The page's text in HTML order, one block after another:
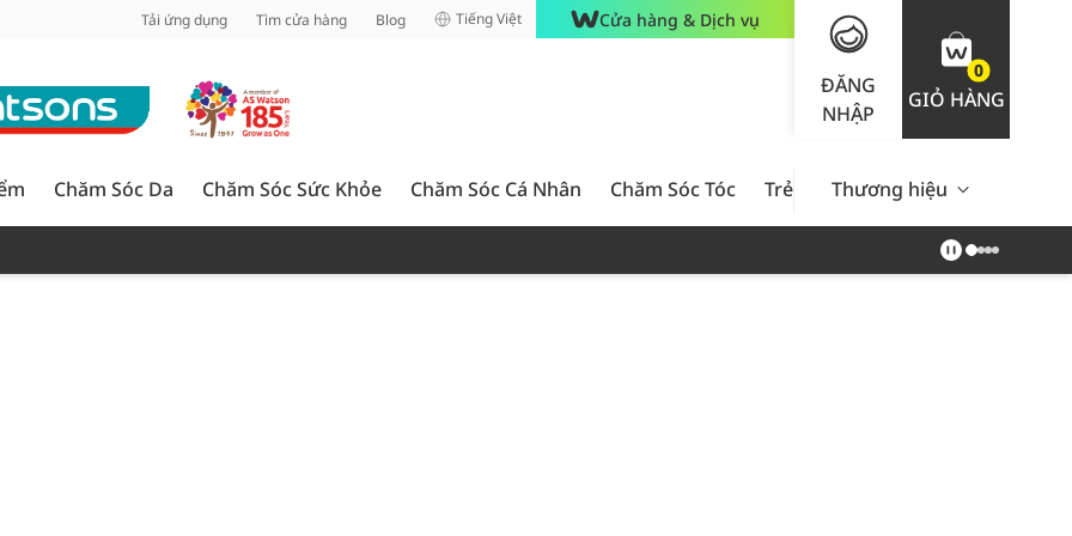
Tải ứng dụng Tìm cửa hàng Blog Tiếng Việt Cửa hàng & Dịch vụ
ĐĂNG
NHẬP
0
GIỎ HÀNG
Chăm Sóc Da Chăm Sóc Sức Khỏe Chăm Sóc Cá Nhân Chăm Sóc Tóc Trẻ Em Nam Giới Chăm Sóc
Thương hiệu